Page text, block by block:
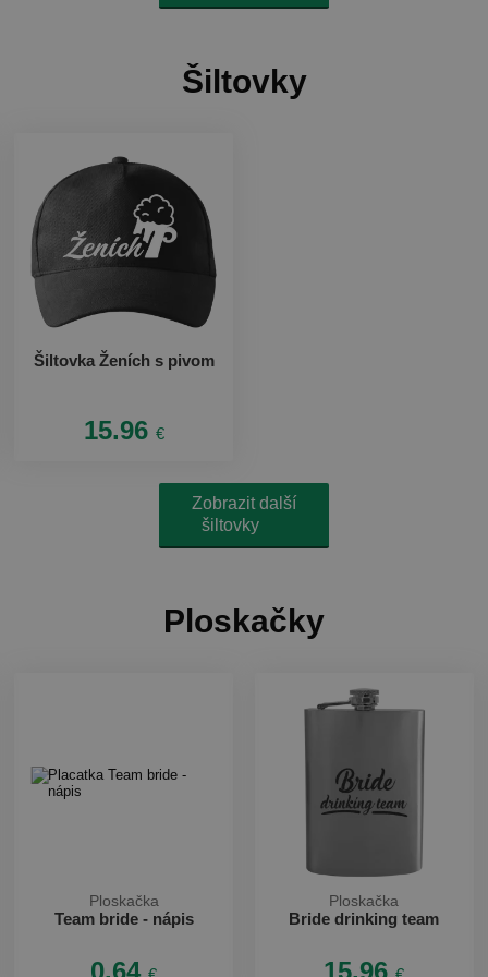
Šiltovky
Šiltovka Ženích s pivom
15.96 €
Zobrazit další
šiltovky
Ploskačky
Ploskačka
Team bride - nápis
0.64
Ploskačka
Bride drinking team
15.96